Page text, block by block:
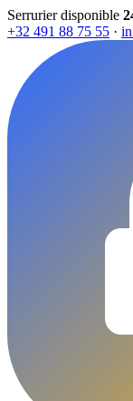
Serrurier disponible
+32 491 88 75 55 ·